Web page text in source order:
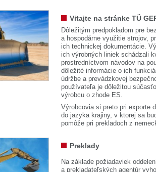
Vitajte na stránke TÜ
Dôležitým predpokladom pre
a hospodárne využitie strojov,
ich technickej dokumentácie.
ich výrobných liniek schádzali
prostredníctvom návodov na
dôležité informácie o ich
údržbe a prevádzkovej
používateľa je dôležitou
výrobcu o zhode ES.
Výrobcovia si preto pri exporte
do jazyka krajiny, v ktorej sa
pomôže pri prekladoch z
Preklady
Na základe požiadaviek
a prekladateľských agentúr